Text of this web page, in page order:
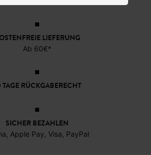
LIEFERUNG
Ab 60€*
TAGE RÜCKGABERECHT
SICHER BEZAHLEN
Apple Pay, Visa, PayPal